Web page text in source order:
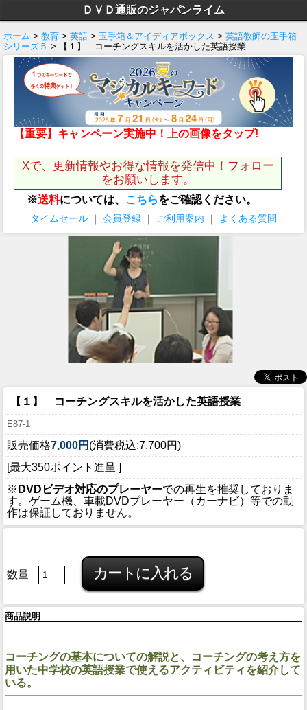
ＤＶＤ通販のジャパンライム
ホーム > 教育 > 英語 > 玉手箱＆アイディアボックス > 英語教師の玉手箱
シリーズ５ > 【１】 コーチングスキルを活かした英語授業
【重要】キャンペーン実施中！上の画像をタップ!
Xで、更新情報やお得な情報を発信中！フォロー
をお願いします。
※送料については、 こちらをご確認ください。
タイムセール ｜ 会員登録 ｜ ご利用案内 ｜ よくある質問
【１】 コーチングスキルを活かした英語授業
E87-1
販売価格7,000円 (消費税込:7,700円)
[最大350ポイント進呈 ]
※ DVDビデオ対応のプレーヤーでの再生を推奨しておりま
す。ゲーム機、車載DVDプレーヤー（カーナビ）等での動
作は保証しておりません。
数量
商品説明
コーチングの基本についての解説と、コーチングの考え方を
用いた中学校の英語授業で使えるアクティビティを紹介して
いる。